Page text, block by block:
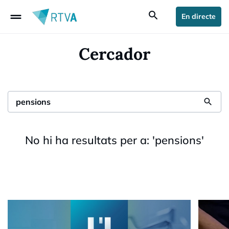
drag_handle search En directe
Cercador
search
No hi ha resultats per a: 'pensions'